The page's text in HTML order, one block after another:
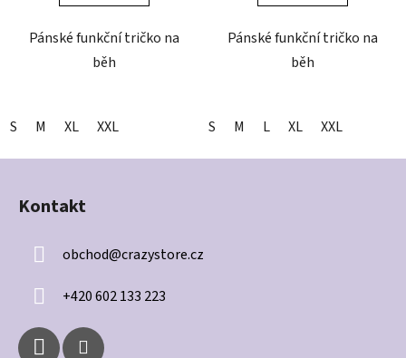
Pánské funkční tričko na
běh
S M XL XXL
Pánské funkční tričko na
běh
S M L XL XXL
Z
Kontakt
obchod@crazystore.cz
+420 602 133 223